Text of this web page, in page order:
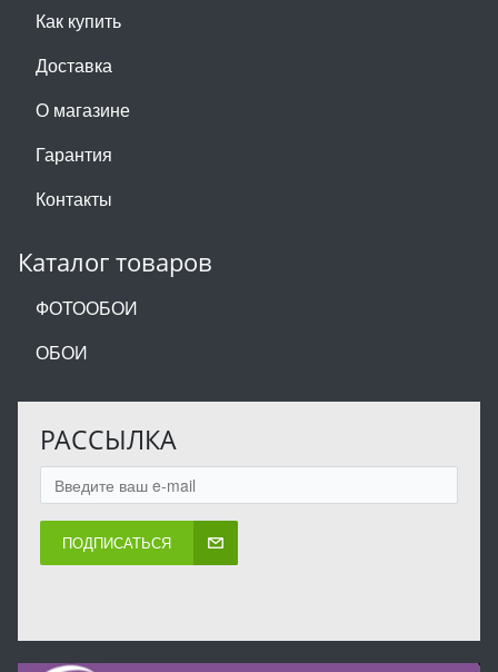
Как купить
Доставка
О магазине
Гарантия
Контакты
Каталог товаров
ФОТООБОИ
ОБОИ
РАССЫЛКА
ПОДПИСАТЬСЯ